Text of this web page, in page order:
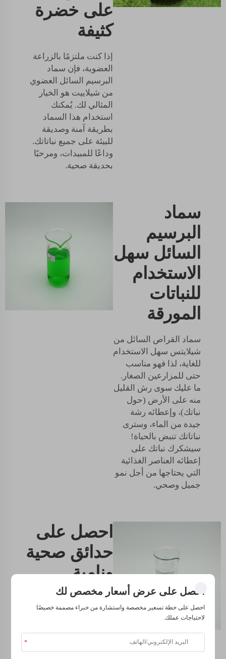
على خضرة
كثيفة
إذا كنت ملتزمًا بالزراعة
العضوية، فإن سماد
البرسيم السائل العضوي
من شيلاييت هو الخيار
المثالي لك. يُمكنك
استخدام هذا السماد
بطريقة آمنة وصديقة
للبيئة على جميع نباتاتك.
وداعًا للمبيدات، ومرحبًا
بحديقة صحية.
سماد
البرسيم
السائل سهل
الاستخدام
للنباتات
المورقة
سماد القراص السائل من
شيلايتس سهل الاستخدام
للغاية، لذا فهو مناسب
حتى للمزارعين الصغار.
ما عليك سوى رش القليل
منه على الأرض (حول
نباتك)، وإعطائه رشة
جيدة من الماء، وسترى
نباتاتك تنبض بالحياة!
سيشكرك نباتك على
إعطائه العناصر الغذائية
التي يحتاجها من أجل نمو
جميل وصحي.
احصل على
حدائق صحية
ونامية
باستخدام
سماد
البرسيم
السائل
احصل على عرض أسعار مخصص لك
احصل على خطة تسعير مخصصة واستشارة من خبراء مصممة خصيصًا
لاحتياجات عملك.